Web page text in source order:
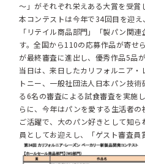
～」がそれぞれ栄えある大賞を受賞
本コンテストは今年で34回目を迎え
「リテイル商品部門」「製パン関
す。全国から110の応募作品が寄せ
が最終審査に進出し、優秀作品5品
当日は、来日したカリフォルニア・
トニー、一般社団法人日本パン技
る6名の審査による試食審査を実施
らに、今年はパンを愛する生活者
ご活躍で、大のパン好きとして知
員としてお迎えし、「ゲスト審査員